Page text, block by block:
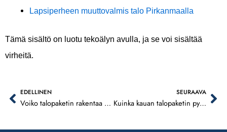
Lapsiperheen muuttovalmis talo Pirkanmaalla
Tämä sisältö on luotu tekoälyn avulla, ja se voi sisältää
virheitä.
Prev
EDELLINEN
Voiko talopaketin rakentaa pienelle tontille?
SEURAAVA
Kuinka kauan talopaketin pystytys kestää Nokialla?